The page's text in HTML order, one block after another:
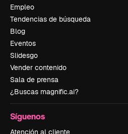
Empleo
Tendencias de búsqueda
Blog
Eventos
Slidesgo
Vender contenido
Sala de prensa
¿Buscas magnific.ai?
Síguenos
Atención al cliente